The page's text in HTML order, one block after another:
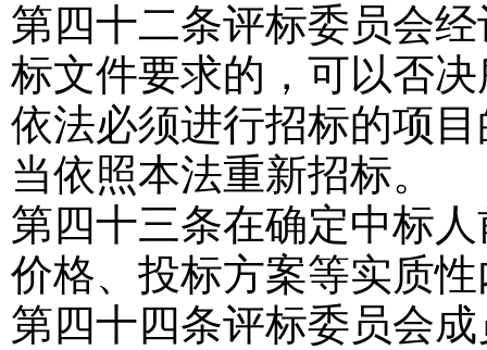
第四十二条评标委员会
标文件要求的，可以否
依法必须进行招标的项
当依照本法重新招标。
第四十三条在确定中标
价格、投标方案等实质
第四十四条评标委员会